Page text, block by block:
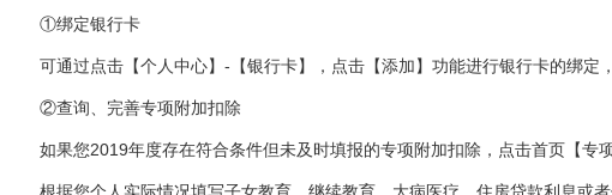
①绑定银行卡
可通过点击【个人中心】-【银行卡】，点击【添加】功能进行银行卡的绑
②查询、完善专项附加扣除
如果您2019年度存在符合条件但未及时填报的专项附加扣除，点击首页【专